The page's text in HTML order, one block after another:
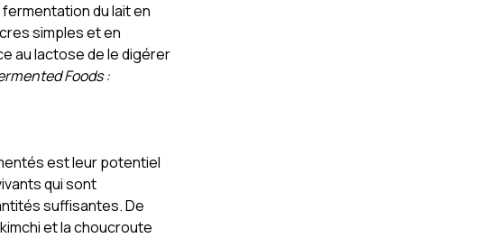
du lait en
simples et en
au lactose de le digérer
Foods :
est leur potentiel
qui sont
suffisantes. De
et la choucroute